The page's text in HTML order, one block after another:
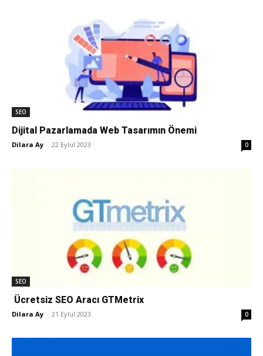
SEO
Dijital Pazarlamada Web Tasarımın Önemi
Dilara Ay - 22 Eylül 2023 0
SEO
Ücretsiz SEO Aracı GTMetrix
Dilara Ay - 21 Eylül 2023 0